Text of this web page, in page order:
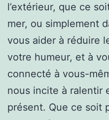
l’extérieur, que ce
mer, ou simplement
vous aider à réduire
votre humeur, et à
connecté à vous-
nous incite à ralentir
présent. Que ce soit